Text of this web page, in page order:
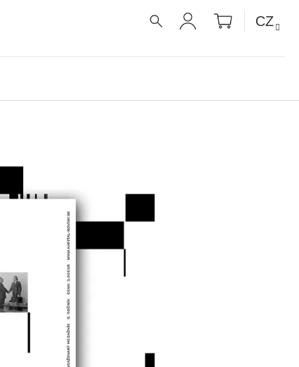
PŘIHLÁŠENÍ
NÁKUPNÍ
KOŠÍK
CZ
PRO